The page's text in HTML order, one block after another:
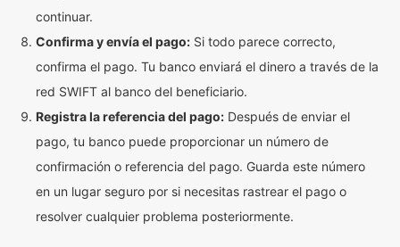
continuar.
Confirma y envía el pago: Si todo parece correcto,
confirma el pago. Tu banco enviará el dinero a través de la
red SWIFT al banco del beneficiario.
Registra la referencia del pago: Después de enviar el
pago, tu banco puede proporcionar un número de
confirmación o referencia del pago. Guarda este número
en un lugar seguro por si necesitas rastrear el pago o
resolver cualquier problema posteriormente.